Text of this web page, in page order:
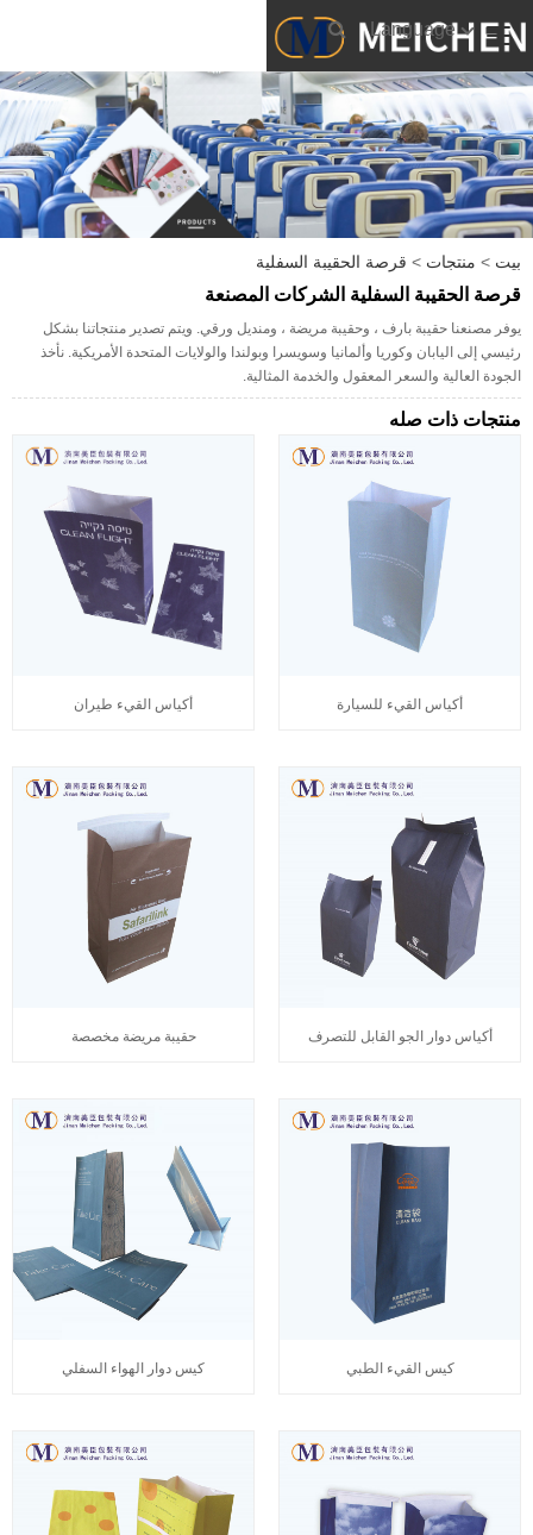
Language
بيت > منتجات > قرصة الحقيبة السفلية
قرصة الحقيبة السفلية الشركات المصنعة
يوفر مصنعنا حقيبة بارف ، وحقيبة مريضة ، ومنديل ورقي. ويتم تصدير منتجاتنا بشكل
رئيسي إلى اليابان وكوريا وألمانيا وسويسرا وبولندا والولايات المتحدة الأمريكية. نأخذ
الجودة العالية والسعر المعقول والخدمة المثالية.
منتجات ذات صله
أكياس القيء للسيارة أكياس القيء طيران
أكياس دوار الجو القابل للتصرف حقيبة مريضة مخصصة
كيس القيء الطبي كيس دوار الهواء السفلي